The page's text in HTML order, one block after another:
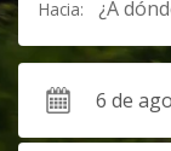
Hacia: ¿A